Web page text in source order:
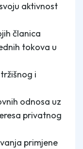
aktivnost
članica
tokova u
i
odnosa uz
privatnog
primjene